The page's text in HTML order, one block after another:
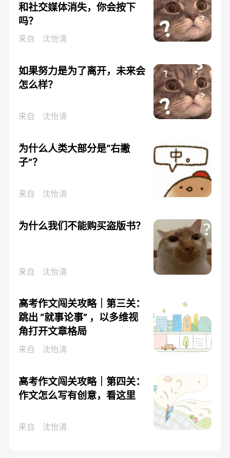
和社交媒体消失，你会按下
吗？
来自 沈怡清
如果努力是为了离开，未来会
怎么样？
来自 沈怡清
为什么人类大部分是“右撇
子”？
来自 沈怡清
为什么我们不能购买盗版书？
来自 沈怡清
高考作文闯关攻略｜第三关：
跳出 “就事论事” ，以多维视
角打开文章格局
来自 沈怡清
高考作文闯关攻略｜第四关：
作文怎么写有创意，看这里
来自 沈怡清